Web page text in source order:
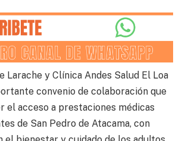
Larache y Clínica Andes Salud El Loa
convenio de colaboración que
el acceso a prestaciones médicas
de San Pedro de Atacama, con